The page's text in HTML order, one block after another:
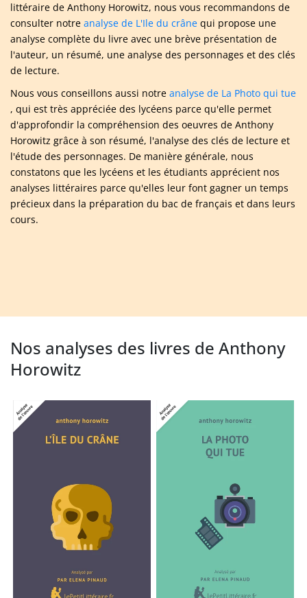
littéraire de Anthony Horowitz, nous vous recommandons de
consulter notre analyse de L'Ile du crâne qui propose une
analyse complète du livre avec une brève présentation de
l'auteur, un résumé, une analyse des personnages et des clés
de lecture.
Nous vous conseillons aussi notre analyse de La Photo qui tue
, qui est très appréciée des lycéens parce qu'elle permet
d'approfondir la compréhension des oeuvres de Anthony
Horowitz grâce à son résumé, l'analyse des clés de lecture et
l'étude des personnages. De manière générale, nous
constatons que les lycéens et les étudiants apprécient nos
analyses littéraires parce qu'elles leur font gagner un temps
précieux dans la préparation du bac de français et dans leurs
cours.
Nos analyses des livres de Anthony
Horowitz